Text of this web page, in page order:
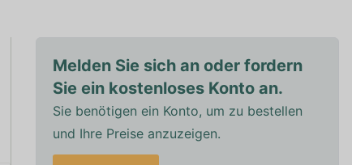
Melden Sie sich an oder fordern
Sie ein kostenloses Konto an.
Sie benötigen ein Konto, um zu bestellen
und Ihre Preise anzuzeigen.